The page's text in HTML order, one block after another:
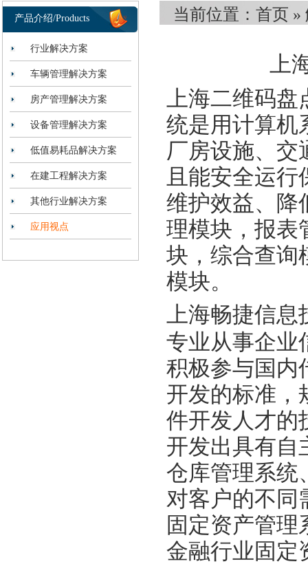
产品介绍/Products
行业解决方案
车辆管理解决方案
房产管理解决方案
设备管理解决方案
低值易耗品解决方案
在建工程解决方案
其他行业解决方案
应用视点
当前位置： 首页 »
上
上海二维码盘
统是用计算机
厂房设施、交
且能安全运行
维护效益、降
理模块，报表
块，综合查询
模块。
上海畅捷信息
专业从事企业
积极参与国内
开发的标准，
件开发人才的
开发出具有自
仓库管理系统
对客户的不同
固定资产管
金融行业固定